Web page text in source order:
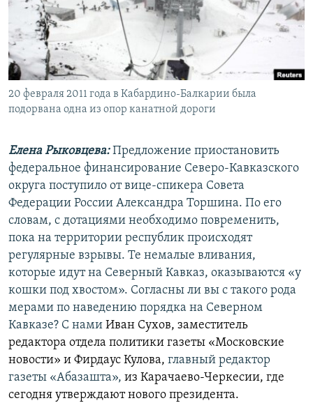
СОЦИАЛЬНЫЕ СЕТИ
Все сайты РСЕ/РС
20 февраля 2011 года в Кабардино-Балкарии была
подорвана одна из опор канатной дороги
Елена Рыковцева:Предложение приостановить
федеральное финансирование Северо-Кавказского
округа поступило от вице-спикера Совета
Федерации России Александра Торшина. По его
словам, с дотациями необходимо повременить,
пока на территории республик происходят
регулярные взрывы. Те немалые вливания,
которые идут на Северный Кавказ, оказываются «у
кошки под хвостом». Согласны ли вы с такого рода
мерами по наведению порядка на Северном
Кавказе? С нами Иван Сухов, заместитель
редактора отдела политики газеты «Московские
новости» и Фирдаус Кулова, главный редактор
газеты «Абазашта», из Карачаево-Черкесии, где
сегодня утверждают нового президента.